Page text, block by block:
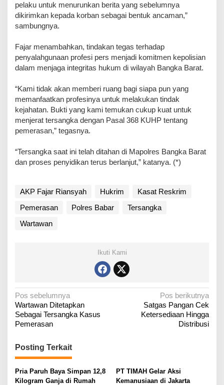
pelaku untuk menurunkan berita yang sebelumnya
dikirimkan kepada korban sebagai bentuk ancaman,”
sambungnya.
Fajar menambahkan, tindakan tegas terhadap
penyalahgunaan profesi pers menjadi komitmen kepolisian
dalam menjaga integritas hukum di wilayah Bangka Barat.
“Kami tidak akan memberi ruang bagi siapa pun yang
memanfaatkan profesinya untuk melakukan tindak
kejahatan. Bukti yang kami temukan cukup kuat untuk
menjerat tersangka dengan Pasal 368 KUHP tentang
pemerasan,” tegasnya.
“Tersangka saat ini telah ditahan di Mapolres Bangka Barat
dan proses penyidikan terus berlanjut,” katanya. (*)
AKP Fajar Riansyah Hukrim
Kasat Reskrim
Pemerasan
Polres Babar
Tersangka
Wartawan
Ikuti Kami
N
a
v
g
a
s
Pos sebelumnya
Wartawan Ditetapkan
Sebagai Tersangka Kasus
Pemerasan
Pos berikutnya
Satgas Pangan Cek
Ketersediaan Hingga
Distribusi
Posting Terkait
Pria Paruh Baya Simpan 12,8
Kilogram Ganja di Rumah
PT TIMAH Gelar Aksi
Kemanusiaan di Jakarta